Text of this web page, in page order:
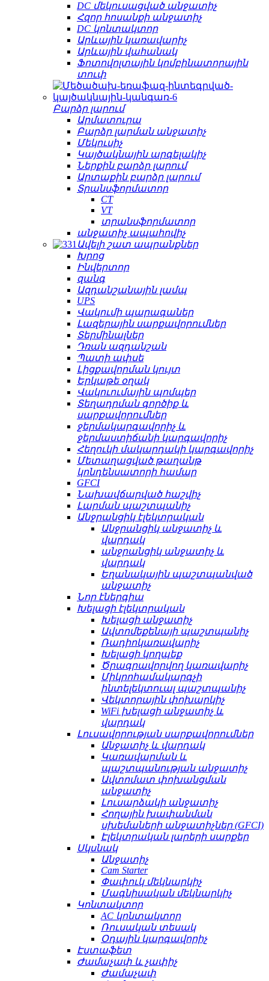
DC մեկուսացված անջատիչ
Հզոր հոսանքի անջատիչ
DC կոնտակտոր
Արևային կառավարիչ
Արևային վահանակ
Ֆոտովոլտային կոմբինատորային
տուփ
Բարձր լարում
Արմատուրա
Բարձր լարման անջատիչ
Մեկուսիչ
Կայծակնային արգելակիչ
Ներքին բարձր լարում
Արտաքին բարձր լարում
Տրանսֆորմատոր
CT
VT
տրանսֆորմատոր
անջատիչ ապահովիչ
Ավելի շատ ապրանքներ
Խրոց
Ինվերտոր
զանգ
Ազդանշանային լամպ
UPS
Վակումի պարագաներ
Լազերային սարքավորումներ
Տերմինալներ
Դռան ազդանշան
Պատի ափսե
Լիցքավորման կույտ
Երկաթե օղակ
Վակուումային պոմպեր
Տեղադրման գործիք և
սարքավորումներ
ջերմակարգավորիչ և
ջերմաստիճանի կարգավորիչ
Հեղուկի մակարդակի կարգավորիչ
Մետաղացված թաղանթ
կոնդենսատորի համար
GFCI
Նախավճարված հաշվիչ
Լարման պաշտպանիչ
Անջրանցիկ էլեկտրական
Անջրանցիկ անջատիչ և
վարդակ
անջրանցիկ անջատիչ և
վարդակ
Եղանակային պաշտպանված
անջատիչ
Նոր էներգիա
Խելացի էլեկտրական
Խելացի անջատիչ
Ավտոմեքենայի պաշտպանիչ
Ռադիոկառավարիչ
Խելացի կողպեք
Ծրագրավորվող կառավարիչ
Միկրոհամակարգչի
ինտելեկտուալ պաշտպանիչ
Վեկտորային փոխարկիչ
WiFi խելացի անջատիչ և
վարդակ
Լուսավորության սարքավորումներ
Անջատիչ և վարդակ
Կառավարման և
պաշտպանության անջատիչ
Ավտոմատ փոխանցման
անջատիչ
Լուսարձակի անջատիչ
Հողային խափանման
սխեմաների անջատիչներ (GFCI)
Էլեկտրական լարերի սարքեր
Սկսնակ
Անջատիչ
Cam Starter
Փափուկ մեկնարկիչ
Մագնիսական մեկնարկիչ
Կոնտակտոր
AC կոնտակտոր
Ռուսական տեսակ
Օդային կարգավորիչ
Էստաֆետ
Ժամաչափ և չափիչ
Ժամաչափ